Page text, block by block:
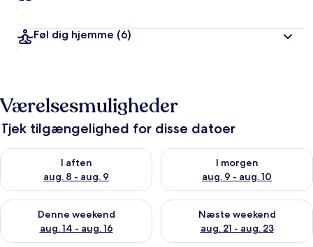
Føl dig hjemme (6)
Værelsesmuligheder
Tjek tilgængelighed for disse datoer
I aften
aug. 8 - aug. 9
Tjek tilgængelighed for i aften aug. 8 - aug. 9
I morgen
aug. 9 - aug. 10
Tjek tilgængelighed for i
Denne weekend
aug. 14 - aug. 16
Tjek tilgængelighed for denne weekend aug. 14 - aug. 16
Næste weekend
aug. 21 - aug. 23
Tjek tilgængelighed for næste